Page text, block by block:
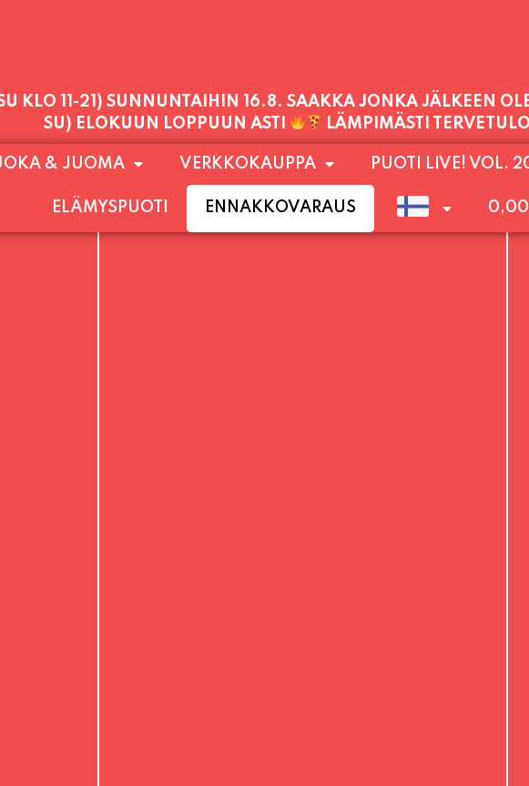
KLO 11-21) SUNNUNTAIHIN 16.8. SAAKKA JONKA JÄLKEEN
SU) ELOKUUN LOPPUUN ASTI
LÄMPIMÄSTI
PALVELEMME TÄNÄÄN:
PERJANTAI 11:00 - 21:00
& JUOMA VERKKOKAUPPA PUOTI LIVE! VOL.
ELÄMYSPUOTI ENNAKKOVARAUS 0,00